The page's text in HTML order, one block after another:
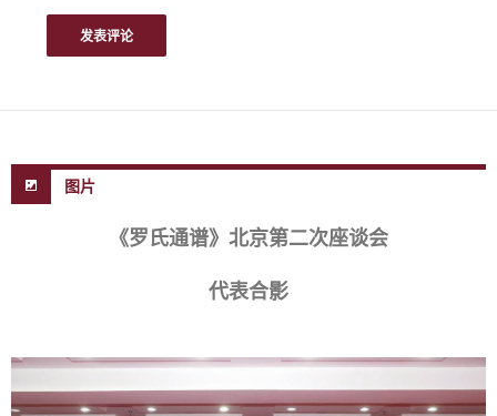
图片
《罗氏通谱》北京第二次座谈会
代表合影